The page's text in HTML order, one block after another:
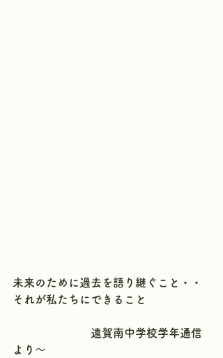
未来のために過去を語り継ぐこと・・
それが私たちにできること
遠賀南中学校学年通信
より～